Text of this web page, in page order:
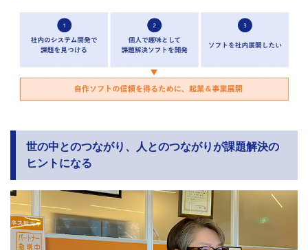
世の中とのつながり、人とのつながりが課題解決の
ヒントになる